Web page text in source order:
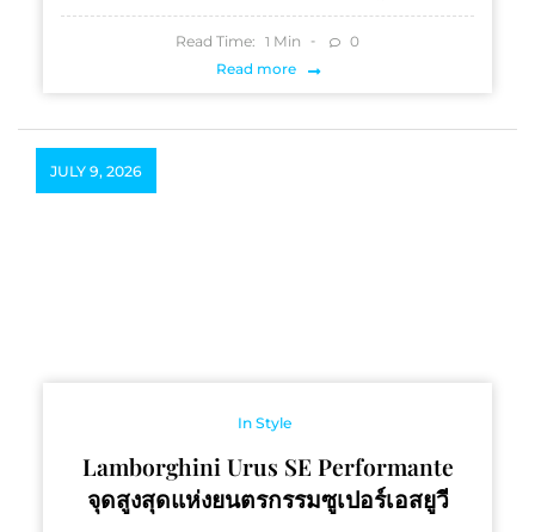
Read Time: 1 Min
0
Read more
JULY 9, 2026
In Style
Lamborghini Urus SE Performante
จุดสูงสุดแห่งยนตรกรรมซูเปอร์เอสยูวี